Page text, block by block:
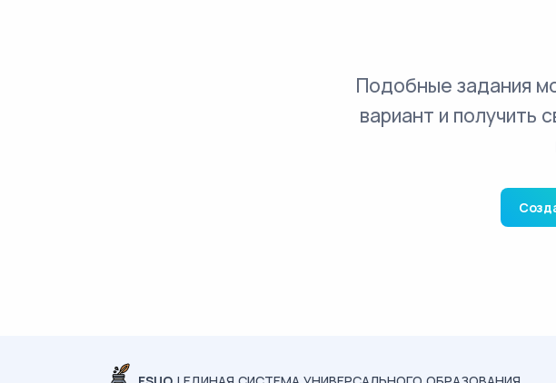
Подобные задания
вариант и получить